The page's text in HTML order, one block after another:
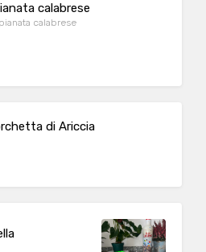
calabrese
calabrese
di Ariccia